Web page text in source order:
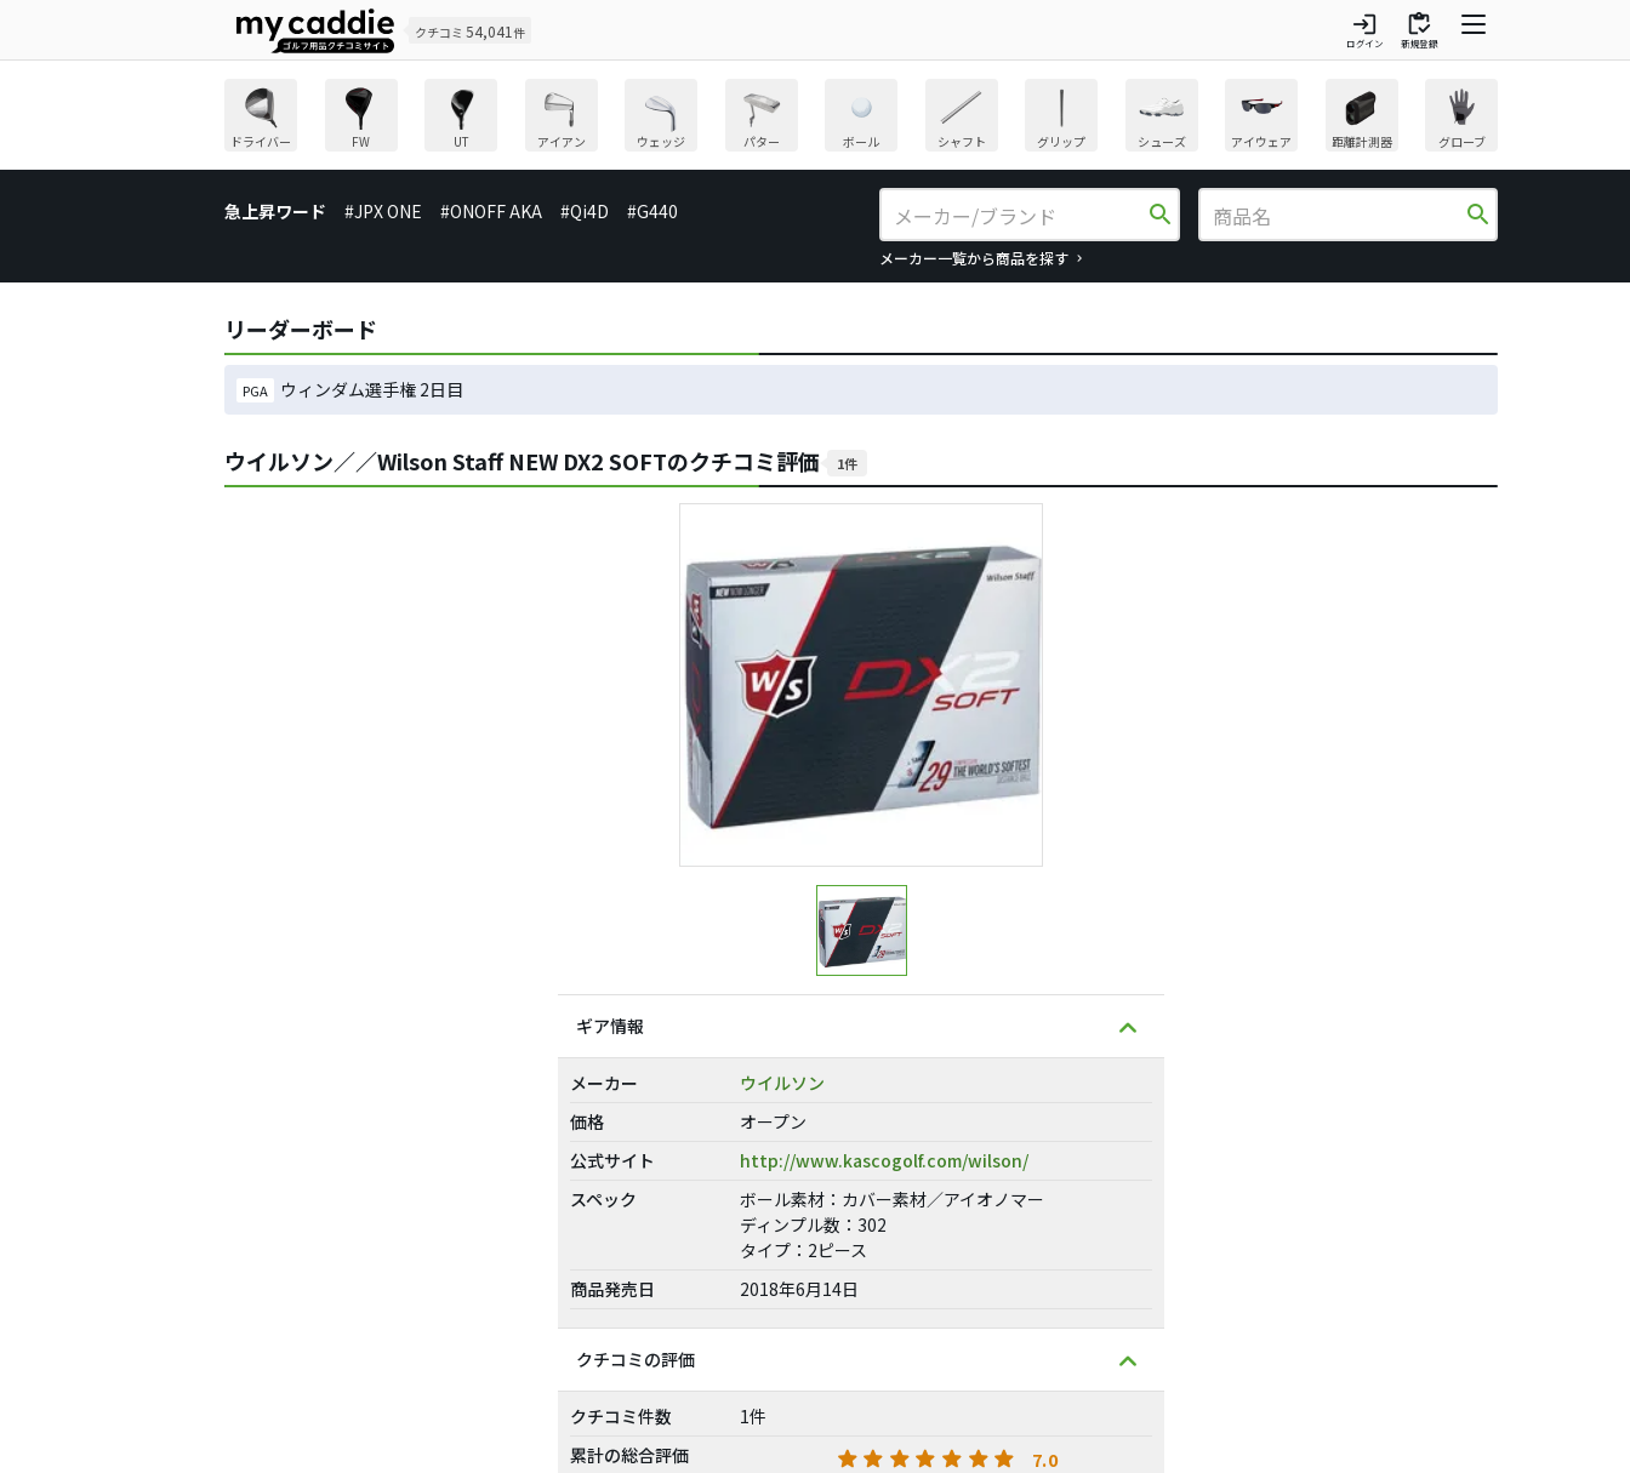
クチコミ 54,041 件 login
ログイン
inventory
新規登録
ドライバー FW UT アイアン ウェッジ パター ボール シャフト グリップ シューズ アイウェア 距離計測器 グローブ
急上昇ワード #JPX ONE #ONOFF AKA #Qi4D #G440 search
メーカー一覧から商品を探す
search
リーダーボード
PGA ウィンダム選手権 2日目
ウイルソン／／Wilson Staff NEW DX2 SOFTのクチコミ評価 1件
ギア情報
メーカー
ウイルソン
価格
オープン
公式サイト
http://www.kascogolf.com/wilson/
スペック
ボール素材：カバー素材／アイオノマー
ディンプル数：302
タイプ：2ピース
商品発売日
2018年6月14日
クチコミの評価
クチコミ件数
1件
累計の総合評価
7.0